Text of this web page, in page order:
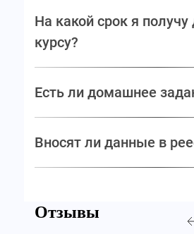
На какой срок я получу
курсу?
Есть ли домашнее
Вносят ли данные в
Отзывы